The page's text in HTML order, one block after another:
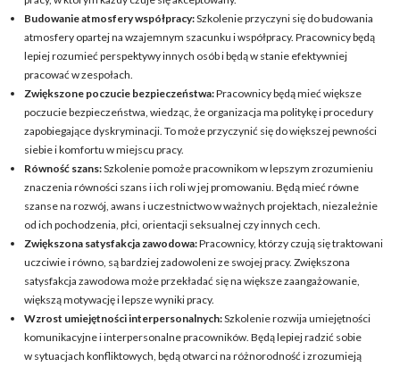
Budowanie atmosfery współpracy:Szkolenie przyczyni się do budowania
atmosfery opartej na wzajemnym szacunku i współpracy. Pracownicy będą
lepiej rozumieć perspektywy innych osób i będą w stanie efektywniej
pracować w zespołach.
Zwiększone poczucie bezpieczeństwa:Pracownicy będą mieć większe
poczucie bezpieczeństwa, wiedząc, że organizacja ma politykę i procedury
zapobiegające dyskryminacji. To może przyczynić się do większej pewności
siebie i komfortu w miejscu pracy.
Równość szans:Szkolenie pomoże pracownikom w lepszym zrozumieniu
znaczenia równości szans i ich roli w jej promowaniu. Będą mieć równe
szanse na rozwój, awans i uczestnictwo w ważnych projektach, niezależnie
od ich pochodzenia, płci, orientacji seksualnej czy innych cech.
Zwiększona satysfakcja zawodowa:Pracownicy, którzy czują się traktowani
uczciwie i równo, są bardziej zadowoleni ze swojej pracy. Zwiększona
satysfakcja zawodowa może przekładać się na większe zaangażowanie,
większą motywację i lepsze wyniki pracy.
Wzrost umiejętności interpersonalnych:Szkolenie rozwija umiejętności
komunikacyjne i interpersonalne pracowników. Będą lepiej radzić sobie
w sytuacjach konfliktowych, będą otwarci na różnorodność i zrozumieją